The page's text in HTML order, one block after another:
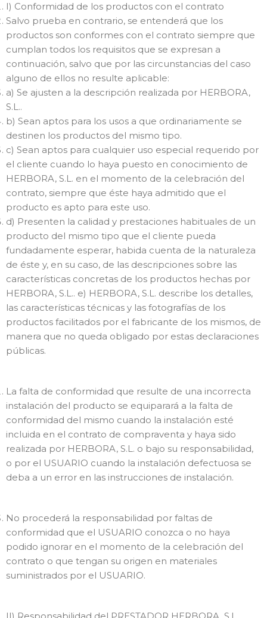
I) Conformidad de los productos con el contrato
Salvo prueba en contrario, se entenderá que los
productos son conformes con el contrato siempre que
cumplan todos los requisitos que se expresan a
continuación, salvo que por las circunstancias del caso
alguno de ellos no resulte aplicable:
a) Se ajusten a la descripción realizada por HERBORA,
S.L..
b) Sean aptos para los usos a que ordinariamente se
destinen los productos del mismo tipo.
c) Sean aptos para cualquier uso especial requerido por
el cliente cuando lo haya puesto en conocimiento de
HERBORA, S.L. en el momento de la celebración del
contrato, siempre que éste haya admitido que el
producto es apto para este uso.
d) Presenten la calidad y prestaciones habituales de un
producto del mismo tipo que el cliente pueda
fundadamente esperar, habida cuenta de la naturaleza
de éste y, en su caso, de las descripciones sobre las
características concretas de los productos hechas por
HERBORA, S.L.. e) HERBORA, S.L. describe los detalles,
las características técnicas y las fotografías de los
productos facilitados por el fabricante de los mismos, de
manera que no queda obligado por estas declaraciones
públicas.
La falta de conformidad que resulte de una incorrecta
instalación del producto se equiparará a la falta de
conformidad del mismo cuando la instalación esté
incluida en el contrato de compraventa y haya sido
realizada por HERBORA, S.L. o bajo su responsabilidad,
o por el USUARIO cuando la instalación defectuosa se
deba a un error en las instrucciones de instalación.
No procederá la responsabilidad por faltas de
conformidad que el USUARIO conozca o no haya
podido ignorar en el momento de la celebración del
contrato o que tengan su origen en materiales
suministrados por el USUARIO.